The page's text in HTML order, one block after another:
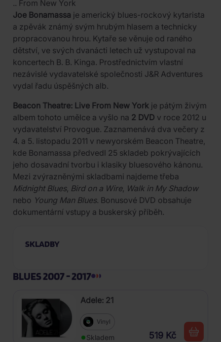
.. From New York
Joe Bonamassa je americký blues-rockový kytarista
a zpěvák známý svým hrubým hlasem a technicky
propracovanou hrou. Kytaře se věnuje od raného
dětství, ve svých dvanácti letech už vystupoval na
koncertech B. B. Kinga. Prostřednictvím vlastní
nezávislé vydavatelské společnosti J&R Adventures
vydal řadu úspěšných alb.
Beacon Theatre: Live From New York je pátým živým
albem tohoto umělce a vyšlo na 2 DVD v roce 2012 u
vydavatelství Provogue. Zaznamenává dva večery z
4. a 5. listopadu 2011 v newyorském Beacon Theatre,
kde Bonamassa předvedl 25 skladeb pokrývajících
jeho dosavadní tvorbu i klasiky bluesového kánonu.
Mezi zvýrazněnými skladbami najdeme třeba
Midnight Blues, Bird on a Wire, Walk in My Shadow
nebo Young Man Blues. Bonusové DVD obsahuje
dokumentární vstupy a buskerský příběh.
SKLADBY
BLUES 2007 - 2017
Adele: 21
Vinyl
Skladem 519 Kč